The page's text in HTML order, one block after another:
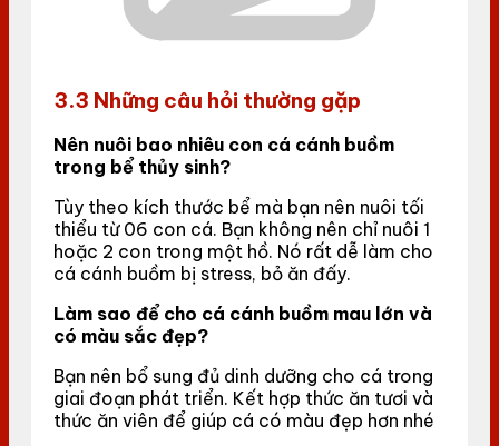
3.3 Những câu hỏi thường gặp
Nên nuôi bao nhiêu con cá cánh buồm
trong bể thủy sinh?
Tùy theo kích thước bể mà bạn nên nuôi tối
thiểu từ 06 con cá. Bạn không nên chỉ nuôi 1
hoặc 2 con trong một hồ. Nó rất dễ làm cho
cá cánh buồm bị stress, bỏ ăn đấy.
Làm sao để cho cá cánh buồm mau lớn và
có màu sắc đẹp?
Bạn nên bổ sung đủ dinh dưỡng cho cá trong
giai đoạn phát triển. Kết hợp thức ăn tươi và
thức ăn viên để giúp cá có màu đẹp hơn nhé